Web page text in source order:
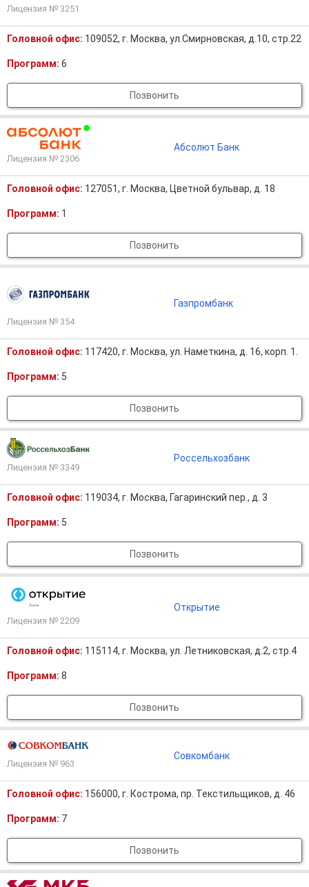
Лицензия № 3251
Головной офис: 109052, г. Москва, ул.Смирновская, д.10, стр.22
Программ: 6
Позвонить
Лицензия № 2306
Абсолют Банк
Головной офис: 127051, г. Москва, Цветной бульвар, д. 18
Программ: 1
Позвонить
Лицензия № 354
Газпромбанк
Головной офис: 117420, г. Москва, ул. Наметкина, д. 16, корп. 1.
Программ: 5
Позвонить
Лицензия № 3349
Россельхозбанк
Головной офис: 119034, г. Москва, Гагаринский пер., д. 3
Программ: 5
Позвонить
Лицензия № 2209
Открытие
Головной офис: 115114, г. Москва, ул. Летниковская, д.2, стр.4
Программ: 8
Позвонить
Лицензия № 963
Совкомбанк
Головной офис: 156000, г. Кострома, пр. Текстильщиков, д. 46
Программ: 7
Позвонить